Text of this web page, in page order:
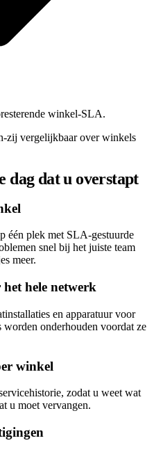
winkel-SLA.
zij vergelijkbaar over winkels
dag dat u overstapt
één plek met SLA-gestuurde
snel bij het juiste team
meer.
hele netwerk
en apparatuur voor
onderhouden voordat ze
winkel
zodat u weet wat
u moet vervangen.